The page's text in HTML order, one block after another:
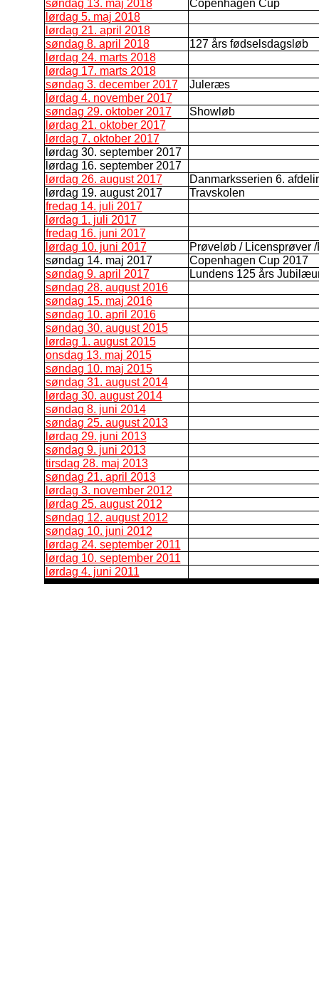
søndag 13. maj 2018
Copenhagen Cup
lørdag 5. maj 2018
lørdag 21. april 2018
søndag 8. april 2018
127 års fødselsdagsløb
lørdag 24. marts 2018
lørdag 17. marts 2018
søndag 3. december 2017
Juleræs
lørdag 4. november 2017
søndag 29. oktober 2017
Showløb
lørdag 21. oktober 2017
lørdag 7. oktober 2017
lørdag 30. september 2017
lørdag 16. september 2017
lørdag 26. august 2017
Danmarksserien 6.
lørdag 19. august 2017
Travskolen
fredag 14. juli 2017
lørdag 1. juli 2017
fredag 16. juni 2017
lørdag 10. juni 2017
Prøveløb / Licensprøver
søndag 14. maj 2017
Copenhagen Cup 2017
søndag 9. april 2017
Lundens 125 års
søndag 28. august 2016
søndag 15. maj 2016
søndag 10. april 2016
søndag 30. august 2015
lørdag 1. august 2015
onsdag 13. maj 2015
søndag 10. maj 2015
søndag 31. august 2014
lørdag 30. august 2014
søndag 8. juni 2014
søndag 25. august 2013
lørdag 29. juni 2013
søndag 9. juni 2013
tirsdag 28. maj 2013
søndag 21. april 2013
lørdag 3. november 2012
lørdag 25. august 2012
søndag 12. august 2012
søndag 10. juni 2012
lørdag 24. september 2011
lørdag 10. september 2011
lørdag 4. juni 2011